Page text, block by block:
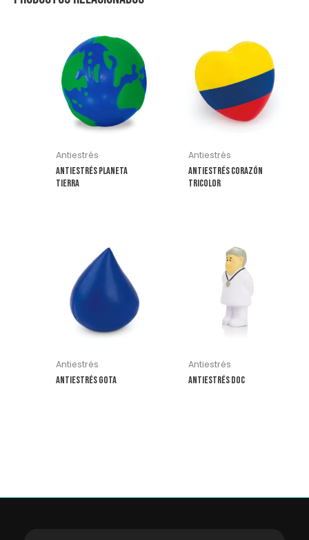
Antiestrés
Antiestrés Planeta
Tierra
Antiestrés
Antiestrés Corazón
Tricolor
Antiestrés
Antiestrés Gota
Antiestrés
Antiestrés Doc